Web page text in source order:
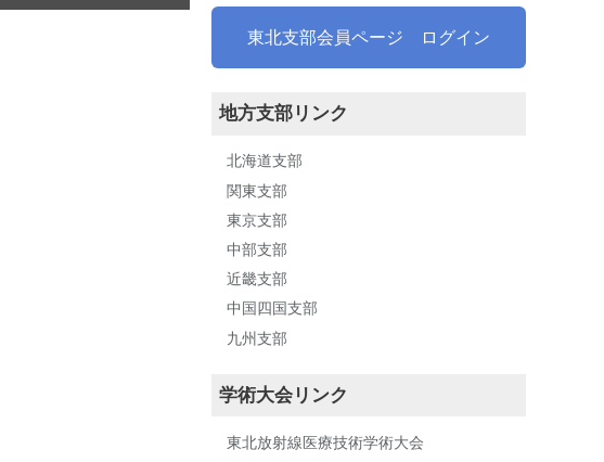
東北支部会員ページ ログイン
地方支部リンク
北海道支部
関東支部
東京支部
中部支部
近畿支部
中国四国支部
九州支部
学術大会リンク
東北放射線医療技術学術大会